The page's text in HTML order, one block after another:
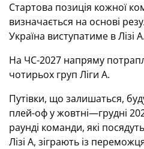
Стартова позиція кожної
визначається на основі
Україна виступатиме в Лізі А.
На ЧС-2027 напряму
чотирьох груп Ліги А.
Путівки, що залишаться,
плей-оф у жовтні—грудні
раунді команди, які
Лізі А, зіграють із